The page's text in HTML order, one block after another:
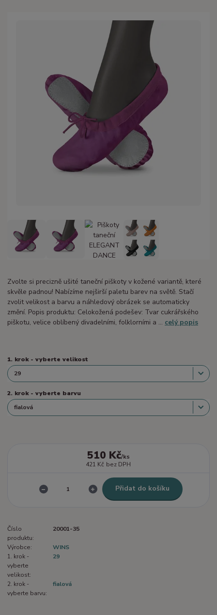
Zvolte si precizně ušité taneční piškoty v kožené variantě, které
skvěle padnou! Nabízíme nejširší paletu barev na světě. Stačí
zvolit velikost a barvu a náhledový obrázek se automaticky
změní. Popis produktu: Celokožená podešev: Tvar cukrářského
piškotu, velice oblíbený divadelními, folklorními a ... celý popis
1. krok - vyberte velikost
2. krok - vyberte barvu
510 Kč/ks
421 Kč bez DPH
Přidat do košíku
Číslo
produktu:
20001-35
Výrobce:
WINS
1. krok -
vyberte
velikost:
29
2. krok -
vyberte barvu:
fialová